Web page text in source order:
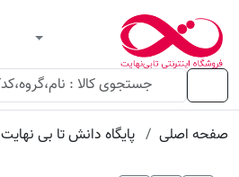
ورود
منو
صفحه اصلی
پایگاه دانش تا بی نهایت